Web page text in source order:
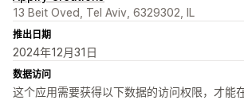
13 Beit Oved, Tel Aviv, 6329302, IL
推出日期
2024年12月31日
数据访问
这个应用需要获得以下数据的访问权限，才能